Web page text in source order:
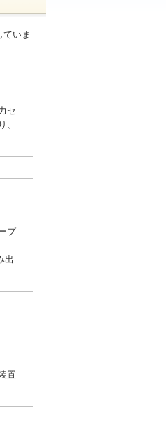
いま
セ
、
プ
出
置